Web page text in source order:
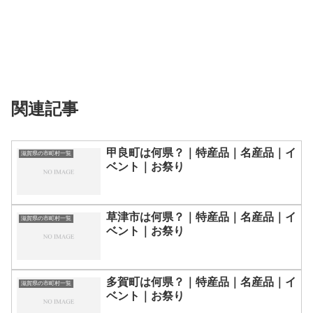
関連記事
滋賀県の市町村一覧
甲良町は何県？｜特産品｜名産品｜イ
ベント｜お祭り
滋賀県の市町村一覧
草津市は何県？｜特産品｜名産品｜イ
ベント｜お祭り
滋賀県の市町村一覧
多賀町は何県？｜特産品｜名産品｜イ
ベント｜お祭り